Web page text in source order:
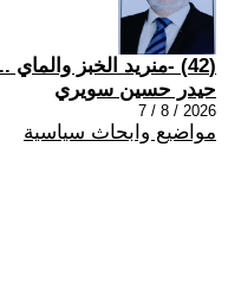
(42) -منريد الخبز والماي ... بس سالم ابو عداي-
حيدر حسين سويري
2026 / 8 / 7
مواضيع وابحاث سياسية